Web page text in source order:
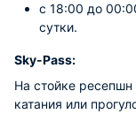
с 18:00 до
сутки.
Sky-Pass:
На стойке
катания или